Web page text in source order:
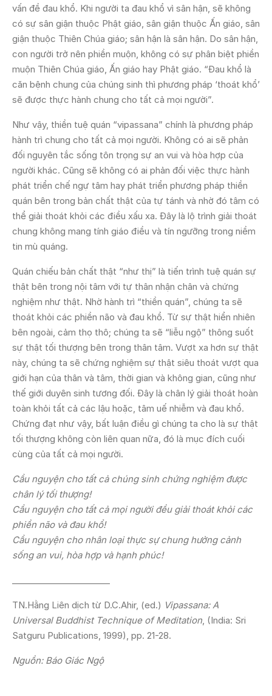
vấn đề đau khổ. Khi người ta đau khổ vì sân hận, sẽ không
có sự sân giận thuộc Phật giáo, sân giận thuộc Ấn giáo, sân
giận thuộc Thiên Chúa giáo; sân hận là sân hận. Do sân hận,
con người trở nên phiền muộn, không có sự phân biệt phiền
muộn Thiên Chúa giáo, Ấn giáo hay Phật giáo. “Đau khổ là
căn bệnh chung của chúng sinh thì phương pháp ‘thoát khổ’
sẽ được thực hành chung cho tất cả mọi người”.
Như vậy, thiền tuệ quán “vipassana” chính là phương pháp
hành trì chung cho tất cả mọi người. Không có ai sẽ phản
đối nguyên tắc sống tôn trọng sự an vui và hòa hợp của
người khác. Cũng sẽ không có ai phản đối việc thực hành
phát triển chế ngự tâm hay phát triển phương pháp thiền
quán bên trong bản chất thật của tự tánh và nhờ đó tâm có
thể giải thoát khỏi các điều xấu xa. Đây là lộ trình giải thoát
chung không mang tính giáo điều và tín ngưỡng trong niềm
tin mù quáng.
Quán chiếu bản chất thật “như thị” là tiến trình tuệ quán sự
thật bên trong nội tâm với tự thân nhận chân và chứng
nghiệm như thật. Nhờ hành trì “thiền quán”, chúng ta sẽ
thoát khỏi các phiền não và đau khổ. Từ sự thật hiển nhiên
bên ngoài, cảm thọ thô; chúng ta sẽ “liễu ngộ” thông suốt
sự thật tối thượng bên trong thân tâm. Vượt xa hơn sự thật
này, chúng ta sẽ chứng nghiệm sự thật siêu thoát vượt qua
giới hạn của thân và tâm, thời gian và không gian, cũng như
thế giới duyên sinh tương đối. Đây là chân lý giải thoát hoàn
toàn khỏi tất cả các lậu hoặc, tâm uế nhiễm và đau khổ.
Chứng đạt như vậy, bất luận điều gì chúng ta cho là sự thật
tối thượng không còn liên quan nữa, đó là mục đích cuối
cùng của tất cả mọi người.
Cầu nguyện cho tất cả chúng sinh chứng nghiệm được
chân lý tối thượng!
Cầu nguyện cho tất cả mọi người đều giải thoát khỏi các
phiền não và đau khổ!
Cầu nguyện cho nhân loại thực sự chung hưởng cảnh
sống an vui, hòa hợp và hạnh phúc!
TN.Hằng Liên dịch từ D.C.Ahir, (ed.) Vipassana: A
Universal Buddhist Technique of Meditation, (India: Sri
Satguru Publications, 1999), pp. 21-28.
Nguồn: Báo Giác Ngộ